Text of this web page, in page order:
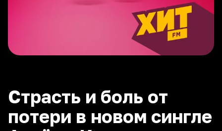
Страсть и боль от
потери в новом сингле